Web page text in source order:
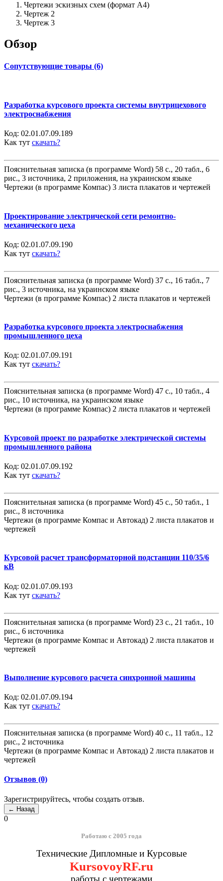
Чертежи эскизных схем (формат А4)
Чертеж 2
Чертеж 3
Обзор
Сопутствующие товары (6)
Разработка курсового проекта системы внутрицехового
электроснабжения
Код: 02.01.07.09.189
Как тут скачать?
Пояснительная записка (в программе Word) 58 с., 20 табл., 6
рис., 3 источника, 2 приложения, на украинском языке
Чертежи (в программе Компас) 3 листа плакатов и чертежей
Проектирование электрической сети ремонтно-
механического цеха
Код: 02.01.07.09.190
Как тут скачать?
Пояснительная записка (в программе Word) 37 с., 16 табл., 7
рис., 3 источника, на украинском языке
Чертежи (в программе Компас) 2 листа плакатов и чертежей
Разработка курсового проекта электроснабжения
промышленного цеха
Код: 02.01.07.09.191
Как тут скачать?
Пояснительная записка (в программе Word) 47 с., 10 табл., 4
рис., 10 источника, на украинском языке
Чертежи (в программе Компас) 2 листа плакатов и чертежей
Курсовой проект по разработке электрической системы
промышленного района
Код: 02.01.07.09.192
Как тут скачать?
Пояснительная записка (в программе Word) 45 с., 50 табл., 1
рис., 8 источника
Чертежи (в программе Компас и Автокад) 2 листа плакатов и
чертежей
Курсовой расчет трансформаторной подстанции 110/35/6
кВ
Код: 02.01.07.09.193
Как тут скачать?
Пояснительная записка (в программе Word) 23 с., 21 табл., 10
рис., 6 источника
Чертежи (в программе Компас и Автокад) 2 листа плакатов и
чертежей
Выполнение курсового расчета синхронной машины
Код: 02.01.07.09.194
Как тут скачать?
Пояснительная записка (в программе Word) 40 с., 11 табл., 12
рис., 2 источника
Чертежи (в программе Компас и Автокад) 2 листа плакатов и
чертежей
Отзывов (0)
Зарегистрируйтесь, чтобы создать отзыв.
0
Работаю с 2005 года
Технические Дипломные и Курсовые
KursovoyRF.ru
работы с чертежами